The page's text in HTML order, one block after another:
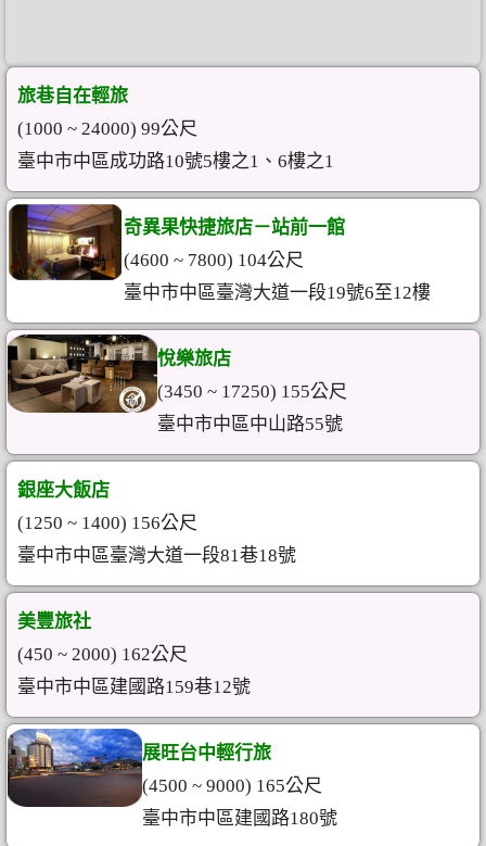
旅巷自在輕旅
(1000 ~ 24000) 99公尺
臺中市中區成功路10號5樓之1、6樓之1
奇異果快捷旅店－站前一館
(4600 ~ 7800) 104公尺
臺中市中區臺灣大道一段19號6至12樓
悅樂旅店
(3450 ~ 17250) 155公尺
臺中市中區中山路55號
銀座大飯店
(1250 ~ 1400) 156公尺
臺中市中區臺灣大道一段81巷18號
美豐旅社
(450 ~ 2000) 162公尺
臺中市中區建國路159巷12號
展旺台中輕行旅
(4500 ~ 9000) 165公尺
臺中市中區建國路180號